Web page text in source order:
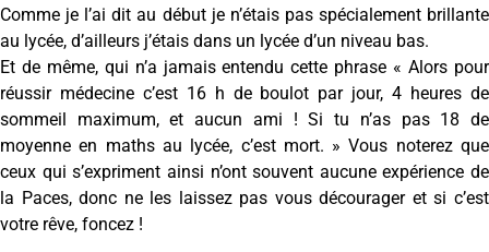
Comme je l’ai dit au début je n’étais pas spécialement brillante
au lycée, d’ailleurs j’étais dans un lycée d’un niveau bas.
Et de même, qui n’a jamais entendu cette phrase « Alors pour
réussir médecine c’est 16 h de boulot par jour, 4 heures de
sommeil maximum, et aucun ami ! Si tu n’as pas 18 de
moyenne en maths au lycée, c’est mort. » Vous noterez que
ceux qui s’expriment ainsi n’ont souvent aucune expérience de
la Paces, donc ne les laissez pas vous décourager et si c’est
votre rêve, foncez !